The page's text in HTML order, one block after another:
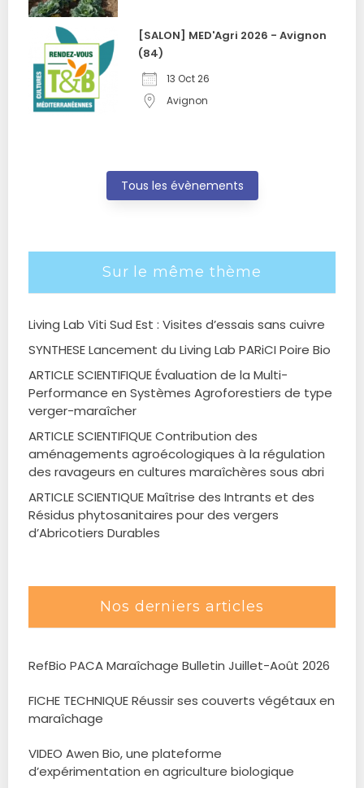
[SALON] MED'Agri 2026 - Avignon
(84)
13 Oct 26
Avignon
Tous les évènements
Sur le même thème
Living Lab Viti Sud Est : Visites d’essais sans cuivre
SYNTHESE Lancement du Living Lab PARiCI Poire Bio
ARTICLE SCIENTIFIQUE Évaluation de la Multi-
Performance en Systèmes Agroforestiers de type
verger-maraîcher
ARTICLE SCIENTIFIQUE Contribution des
aménagements agroécologiques à la régulation
des ravageurs en cultures maraîchères sous abri
ARTICLE SCIENTIQUE Maîtrise des Intrants et des
Résidus phytosanitaires pour des vergers
d’Abricotiers Durables
Nos derniers articles
RefBio PACA Maraîchage Bulletin Juillet-Août 2026
FICHE TECHNIQUE Réussir ses couverts végétaux en
maraîchage
VIDEO Awen Bio, une plateforme
d’expérimentation en agriculture biologique